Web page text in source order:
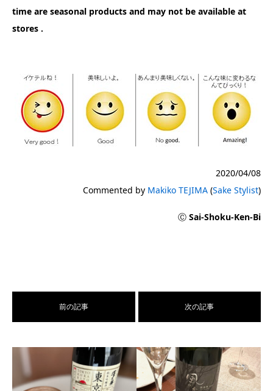
time are seasonal products and may not be available at
stores .
2020/04/08
Commented by Makiko TEJIMA (Sake Stylist)
Ⓒ Sai-Shoku-Ken-Bi
前の記事 次の記事